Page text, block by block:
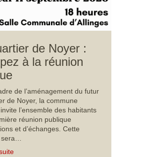
de Noyer :
à la réunion
de l’aménagement du futur
de Noyer, la commune
invite l’ensemble des habitants
réunion publique
et d’échanges. Cette
sera…